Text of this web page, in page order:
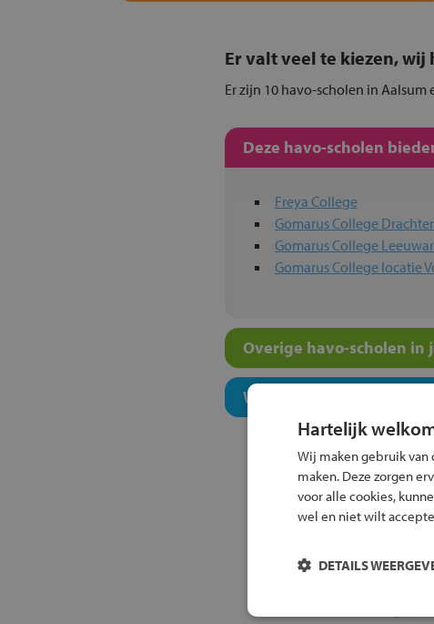
Er valt veel te kiezen,
Er zijn 10 havo-scholen in
Deze havo-scholen
Freya College
Gomarus College
Gomarus College
Gomarus College locatie
Overige havo-scholen in
Welk onderwijsconcept
Hartelijk
Wij maken gebruik van
maken. Deze zorgen
voor alle cookies,
wel en niet wilt
DETAILS